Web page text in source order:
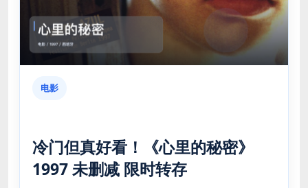
电影
冷门但真好看！《心里的秘密》
1997 未删减 限时转存